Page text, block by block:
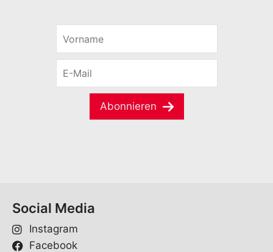
r
M
Abonnieren
Social Media
Instagram
Facebook